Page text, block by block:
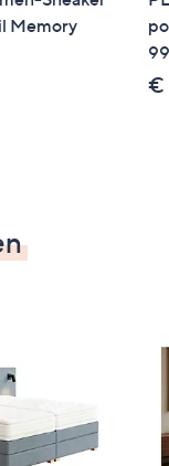
Memory
€